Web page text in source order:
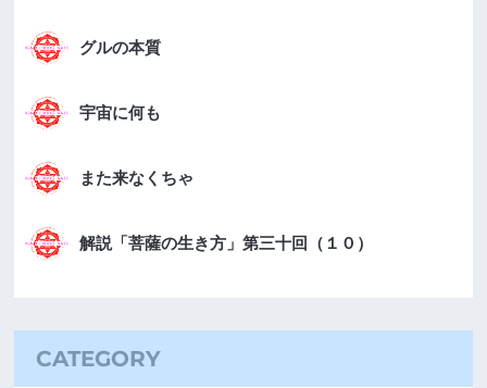
グルの本質
宇宙に何も
また来なくちゃ
解説「菩薩の生き方」第三十回（１０）
CATEGORY